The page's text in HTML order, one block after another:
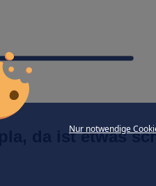
Nur notwendige
da ist etwas